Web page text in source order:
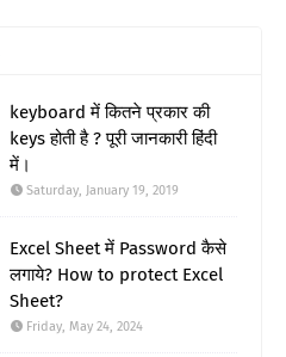
keyboard में कितने प्रकार की
keys होती है ? पूरी जानकारी हिंदी
में।
Saturday, January 19, 2019
Excel Sheet में Password कैसे
लगाये? How to protect Excel
Sheet?
Friday, May 24, 2024